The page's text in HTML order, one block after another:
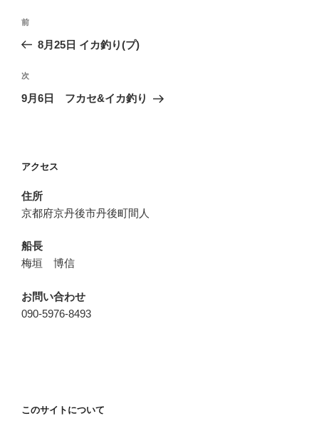
投
ビ
ゲ
ン
前
の
稿
前
8月25日 イカ釣り(プ)
次
の
次
9月6日 フカセ&イカ釣り
アクセス
住所
京都府京丹後市丹後町間人
船長
梅垣 博信
お問い合わせ
090-5976-8493
このサイトについて